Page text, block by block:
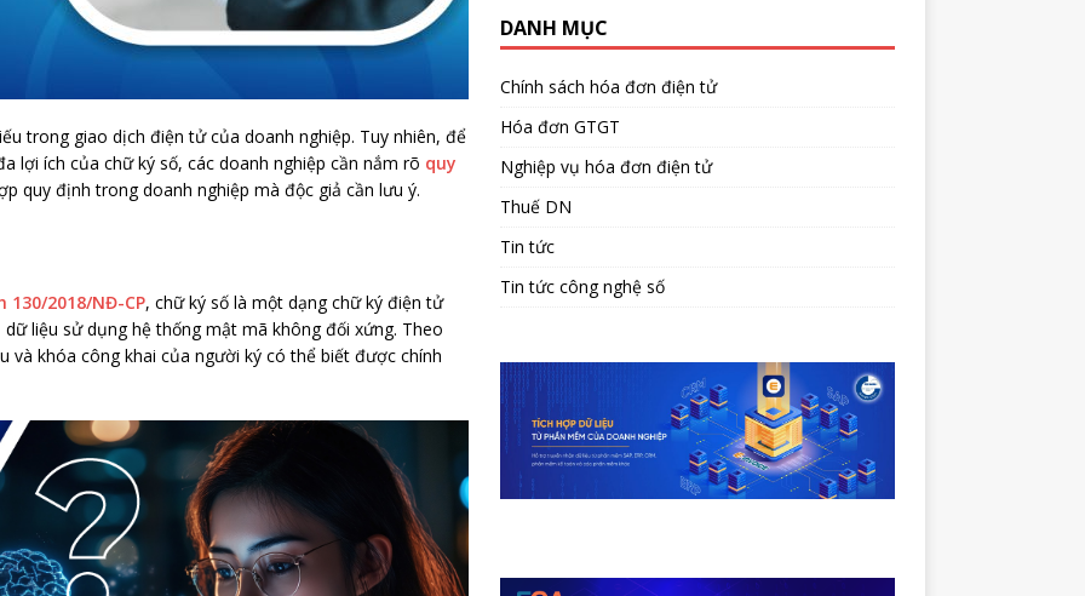
trong giao dịch điện tử của doanh nghiệp. Tuy nhiên, để
lợi ích của chữ ký số, các doanh nghiệp cần nắm rõ quy
quy định trong doanh nghiệp mà độc giả cần lưu ý.
130/2018/NĐ-CP, chữ ký số là một dạng chữ ký điện tử
liệu sử dụng hệ thống mật mã không đối xứng. Theo
khóa công khai của người ký có thể biết được chính
DANH MỤC
Chính sách hóa đơn điện tử
Hóa đơn GTGT
Nghiệp vụ hóa đơn điện tử
Thuế DN
Tin tức
Tin tức công nghệ số